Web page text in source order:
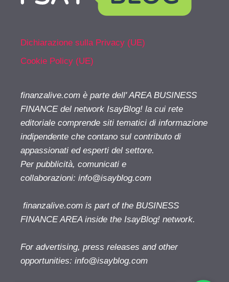
Dichiarazione sulla Privacy (UE)
Cookie Policy (UE)
finanzalive.com è parte dell' AREA BUSINESS
FINANCE del network IsayBlog! la cui rete
editoriale comprende siti tematici di informazione
indipendente che contano sul contributo di
appassionati ed esperti del settore.
Per pubblicità, comunicati e
collaborazioni: info@isayblog.com
finanzalive.com is part of the BUSINESS
FINANCE AREA inside the IsayBlog! network.
For advertising, press releases and other
opportunities: info@isayblog.com